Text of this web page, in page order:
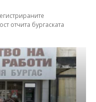
отчита бургаската